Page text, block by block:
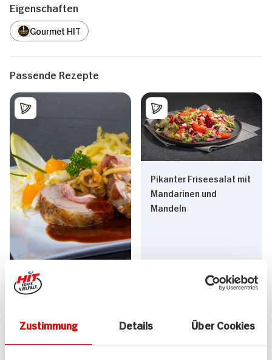
Zustimmung Details Über Cookies
Eigenschaften
Gourmet HIT
Passende Rezepte
Spießbraten mit Spätzle
140 min
880 kcal p. Portion
Pikanter Friseesalat mit
Mandarinen und
Mandeln
387 kcal p. Portion
Leicht